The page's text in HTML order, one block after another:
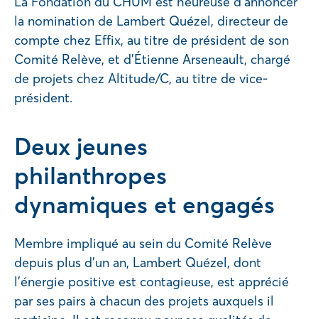
la nomination de Lambert Quézel, directeur de
compte chez Effix, au titre de président de son
Comité Relève, et d’Étienne Arseneault, chargé
de projets chez Altitude/C, au titre de vice-
président.
Deux jeunes
philanthropes
dynamiques et engagés
Membre impliqué au sein du Comité Relève
depuis plus d’un an, Lambert Quézel, dont
l’énergie positive est contagieuse, est apprécié
par ses pairs à chacun des projets auxquels il